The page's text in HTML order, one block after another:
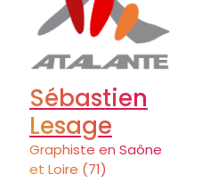
Sébastien
Lesage
Graphiste en Saône
et Loire (71)